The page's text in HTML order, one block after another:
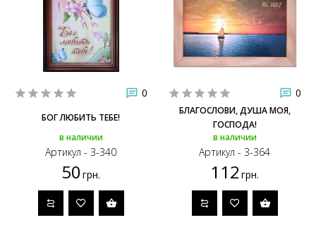
0
БОГ ЛЮБИТЬ ТЕБЕ!
в наличии
Артикул - 3-340
50 грн.
0
БЛАГОСЛОВИ, ДУША МОЯ,
ГОСПОДА!
в наличии
Артикул - 3-364
112 грн.